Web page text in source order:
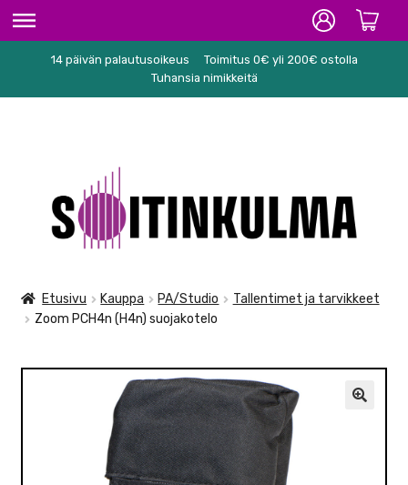
ETUSIVU
KARAOKE
NUOTIT
TARVIKKEET
SEKALAISET
14 päivän palautusoikeus
Toimitus 0€ yli 200€ ostolla
Tuhansia nimikkeitä
navigointiin
sisältöön
Etusivu Kauppa PA/Studio
Tallentimet ja tarvikkeet
Zoom PCH4n (H4n) suojakotelo